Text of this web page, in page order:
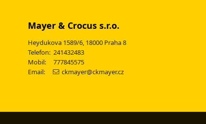
Mayer & Crocus s.r.o.
Heydukova 1589/6, 18000 Praha 8
Telefon: 241432483
Mobil: 777845575
Email:
ckmayer@ckmayer.cz